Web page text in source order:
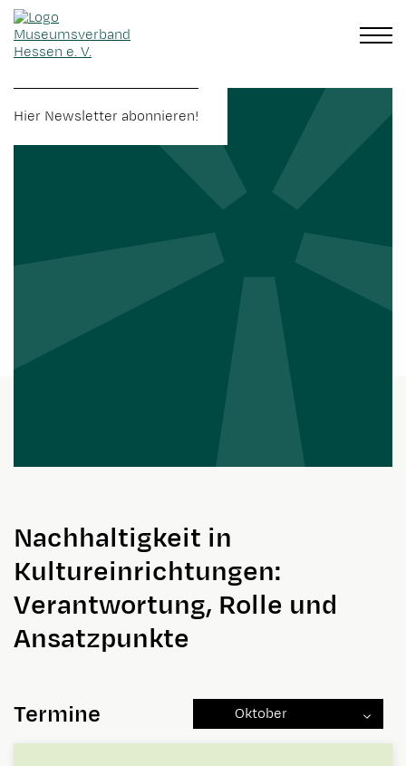
Hier Newsletter abonnieren!
Nachhaltigkeit in
Kultureinrichtungen:
Verantwortung, Rolle und
Ansatzpunkte
Termine Oktober